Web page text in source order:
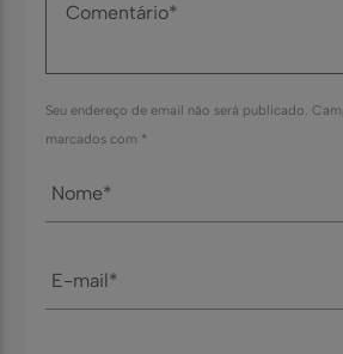
Seu endereço de email não será publicado.
marcados com *